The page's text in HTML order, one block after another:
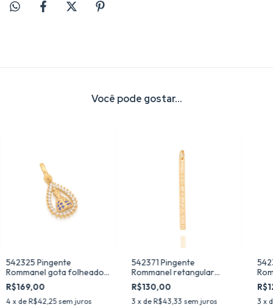
Você pode gostar...
542325 Pingente
Rommanel gota folheado
a ouro n. sra. aparecida
com zircônias
R$169,00
4 x de R$42,25 sem juros
542371 Pingente
Rommanel retangular
folheado a ouro
R$130,00
3 x de R$43,33 sem juros 3 x